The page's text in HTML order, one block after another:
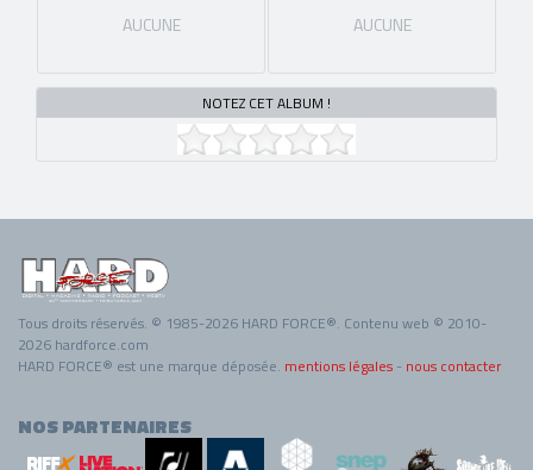
AUCUNE AUCUNE
NOTEZ CET ALBUM !
Tous droits réservés. © 1985-2026 HARD FORCE®. Contenu web © 2010-
2026 hardforce.com
HARD FORCE® est une marque déposée. mentions légales - nous contacter
NOS PARTENAIRES